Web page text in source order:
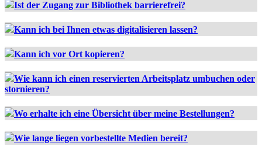
Ist der Zugang zur Bibliothek barrierefrei?
Kann ich bei Ihnen etwas digitalisieren lassen?
Kann ich vor Ort kopieren?
Wie kann ich einen reservierten Arbeitsplatz umbuchen oder
stornieren?
Wo erhalte ich eine Übersicht über meine Bestellungen?
Wie lange liegen vorbestellte Medien bereit?